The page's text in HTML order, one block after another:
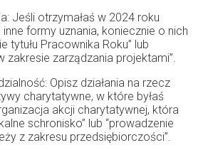
Jeśli otrzymałaś w 2024 roku
formy uznania, koniecznie o nich
tytułu Pracownika Roku” lub
zakresie zarządzania projektami”.
Opisz działania na rzecz
charytatywne, w które byłaś
akcji charytatywnej, która
schronisko” lub “prowadzenie
z zakresu przedsiębiorczości”.